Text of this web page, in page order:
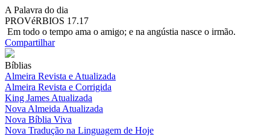
A Palavra do dia
PROVéRBIOS 17.17
Em todo o tempo ama o amigo; e na angústia nasce o irmão.
Compartilhar
Bíblias
Almeira Revista e Atualizada
Almeira Revista e Corrigida
King James Atualizada
Nova Almeida Atualizada
Nova Bíblia Viva
Nova Tradução na Linguagem de Hoje